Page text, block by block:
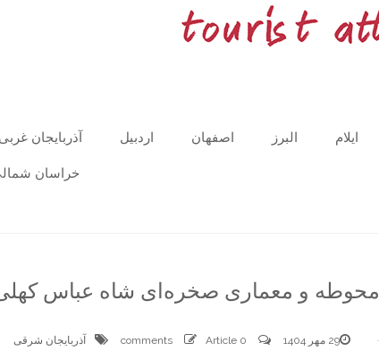
آذربایجان غربی اردبیل اصفهان البرز ایلام
خراسان
محوطه و معماری صخره‌ای شاه عباس
29 مهر 1404 0 comments
Article آذربایجان شرقی